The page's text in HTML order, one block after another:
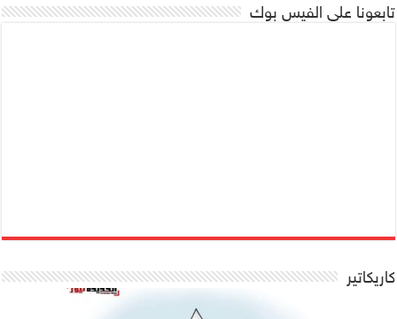
تابعونا على الفيس بوك
كاريكاتير